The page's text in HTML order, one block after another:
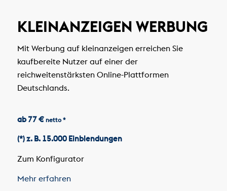
KLEINANZEIGEN WERBUNG
Mit Werbung auf kleinanzeigen erreichen Sie
kaufbereite Nutzer auf einer der
reichweitenstärksten Online-Plattformen
Deutschlands.
ab 77 € netto *
(*) z. B. 15.000 Einblendungen
Zum Konfigurator
Mehr erfahren